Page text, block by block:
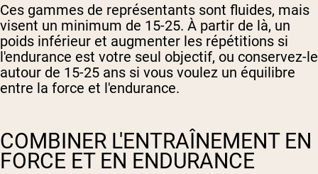
Ces gammes de représentants sont fluides, mais
visent un minimum de 15-25. À partir de là, un
poids inférieur et augmenter les répétitions si
l'endurance est votre seul objectif, ou conservez-le
autour de 15-25 ans si vous voulez un équilibre
entre la force et l'endurance.
COMBINER L'ENTRAÎNEMENT EN
FORCE ET EN ENDURANCE